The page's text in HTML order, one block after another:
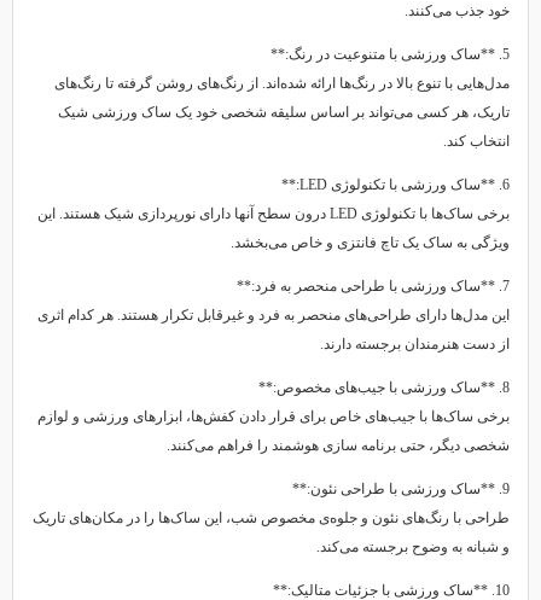
خود جذب می‌کنند.
5. **ساک ورزشی با متنوعیت در رنگ:**
مدل‌هایی با تنوع بالا در رنگ‌ها ارائه شده‌اند. از رنگ‌های روشن گرفته تا رنگ‌های
تاریک، هر کسی می‌تواند بر اساس سلیقه شخصی خود یک ساک ورزشی شیک
انتخاب کند.
6. **ساک ورزشی با تکنولوژی LED:**
برخی ساک‌ها با تکنولوژی LED درون سطح آنها دارای نورپردازی شیک هستند. این
ویژگی به ساک یک تاچ فانتزی و خاص می‌بخشد.
7. **ساک ورزشی با طراحی منحصر به فرد:**
این مدل‌ها دارای طراحی‌های منحصر به فرد و غیرقابل تکرار هستند. هر کدام اثری
از دست هنرمندان برجسته دارند.
8. **ساک ورزشی با جیب‌های مخصوص:**
برخی ساک‌ها با جیب‌های خاص برای قرار دادن کفش‌ها، ابزارهای ورزشی و لوازم
شخصی دیگر، حتی برنامه سازی هوشمند را فراهم می‌کنند.
9. **ساک ورزشی با طراحی نئون:**
طراحی با رنگ‌های نئون و جلوه‌ی مخصوص شب، این ساک‌ها را در مکان‌های تاریک
و شبانه به وضوح برجسته می‌کند.
10. **ساک ورزشی با جزئیات متالیک:**